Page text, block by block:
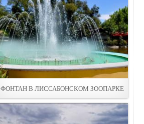
ФОНТАН В ЛИССАБОНСКОМ ЗООПАРКЕ